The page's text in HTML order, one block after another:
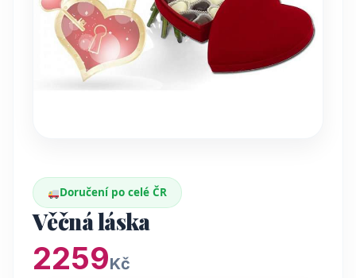
Doručení po celé ČR
Věčná láska
2259Kč